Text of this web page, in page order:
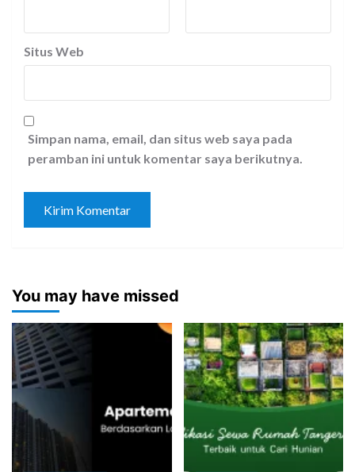
Situs Web
Simpan nama, email, dan situs web saya pada
peramban ini untuk komentar saya berikutnya.
You may have missed